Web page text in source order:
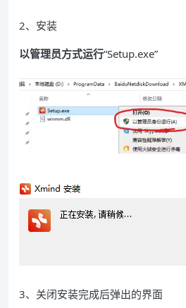
2、安装
以管理员方式运行“Setup.exe”
3、关闭安装完成后弹出的界面